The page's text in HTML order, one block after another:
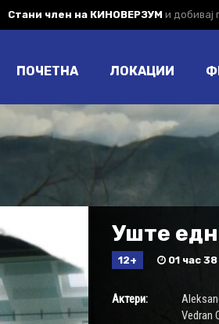
Стани член на КИНОВЕРЗУМ и добивај
ПОЧЕТНА ЛОКАЦИИ
Уште
12+ 01 час
Актери:
Vedran